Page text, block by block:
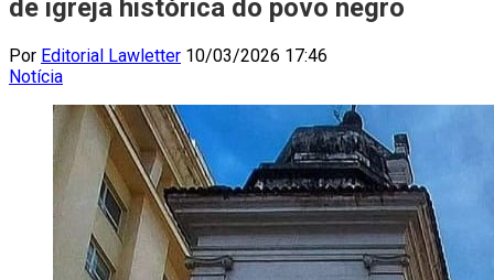
de igreja histórica do povo negro
Por Editorial Lawletter 10/03/2026 17:46
Notícia